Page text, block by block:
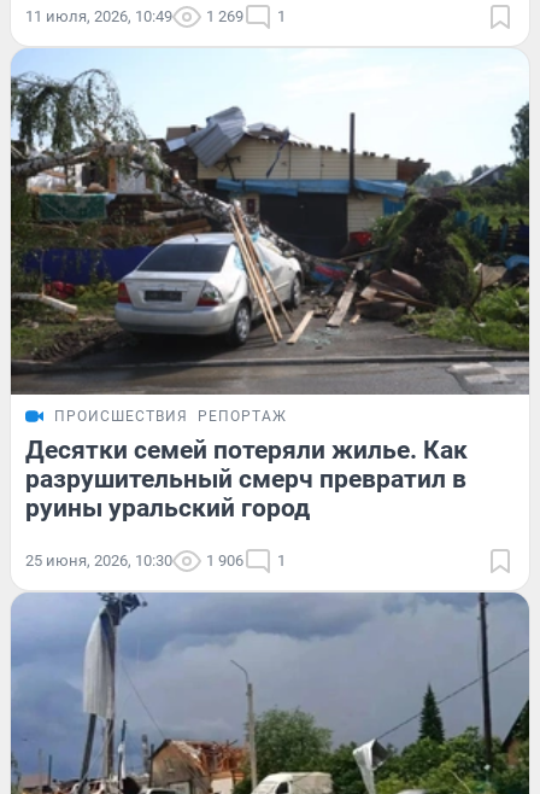
11 июля, 2026, 10:49 1 269 1
ПРОИСШЕСТВИЯ РЕПОРТАЖ
Десятки семей потеряли жилье. Как
разрушительный смерч превратил в
руины уральский город
25 июня, 2026, 10:30 1 906 1